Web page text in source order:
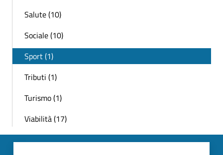
Salute (10)
Sociale (10)
Sport (1)
Tributi (1)
Turismo (1)
Viabilità (17)